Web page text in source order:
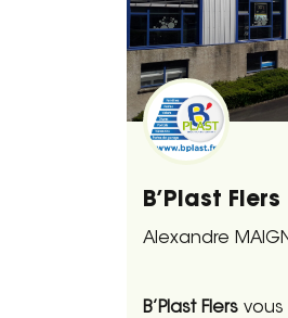
B’Plast Flers
Alexandre
B’Plast Flers